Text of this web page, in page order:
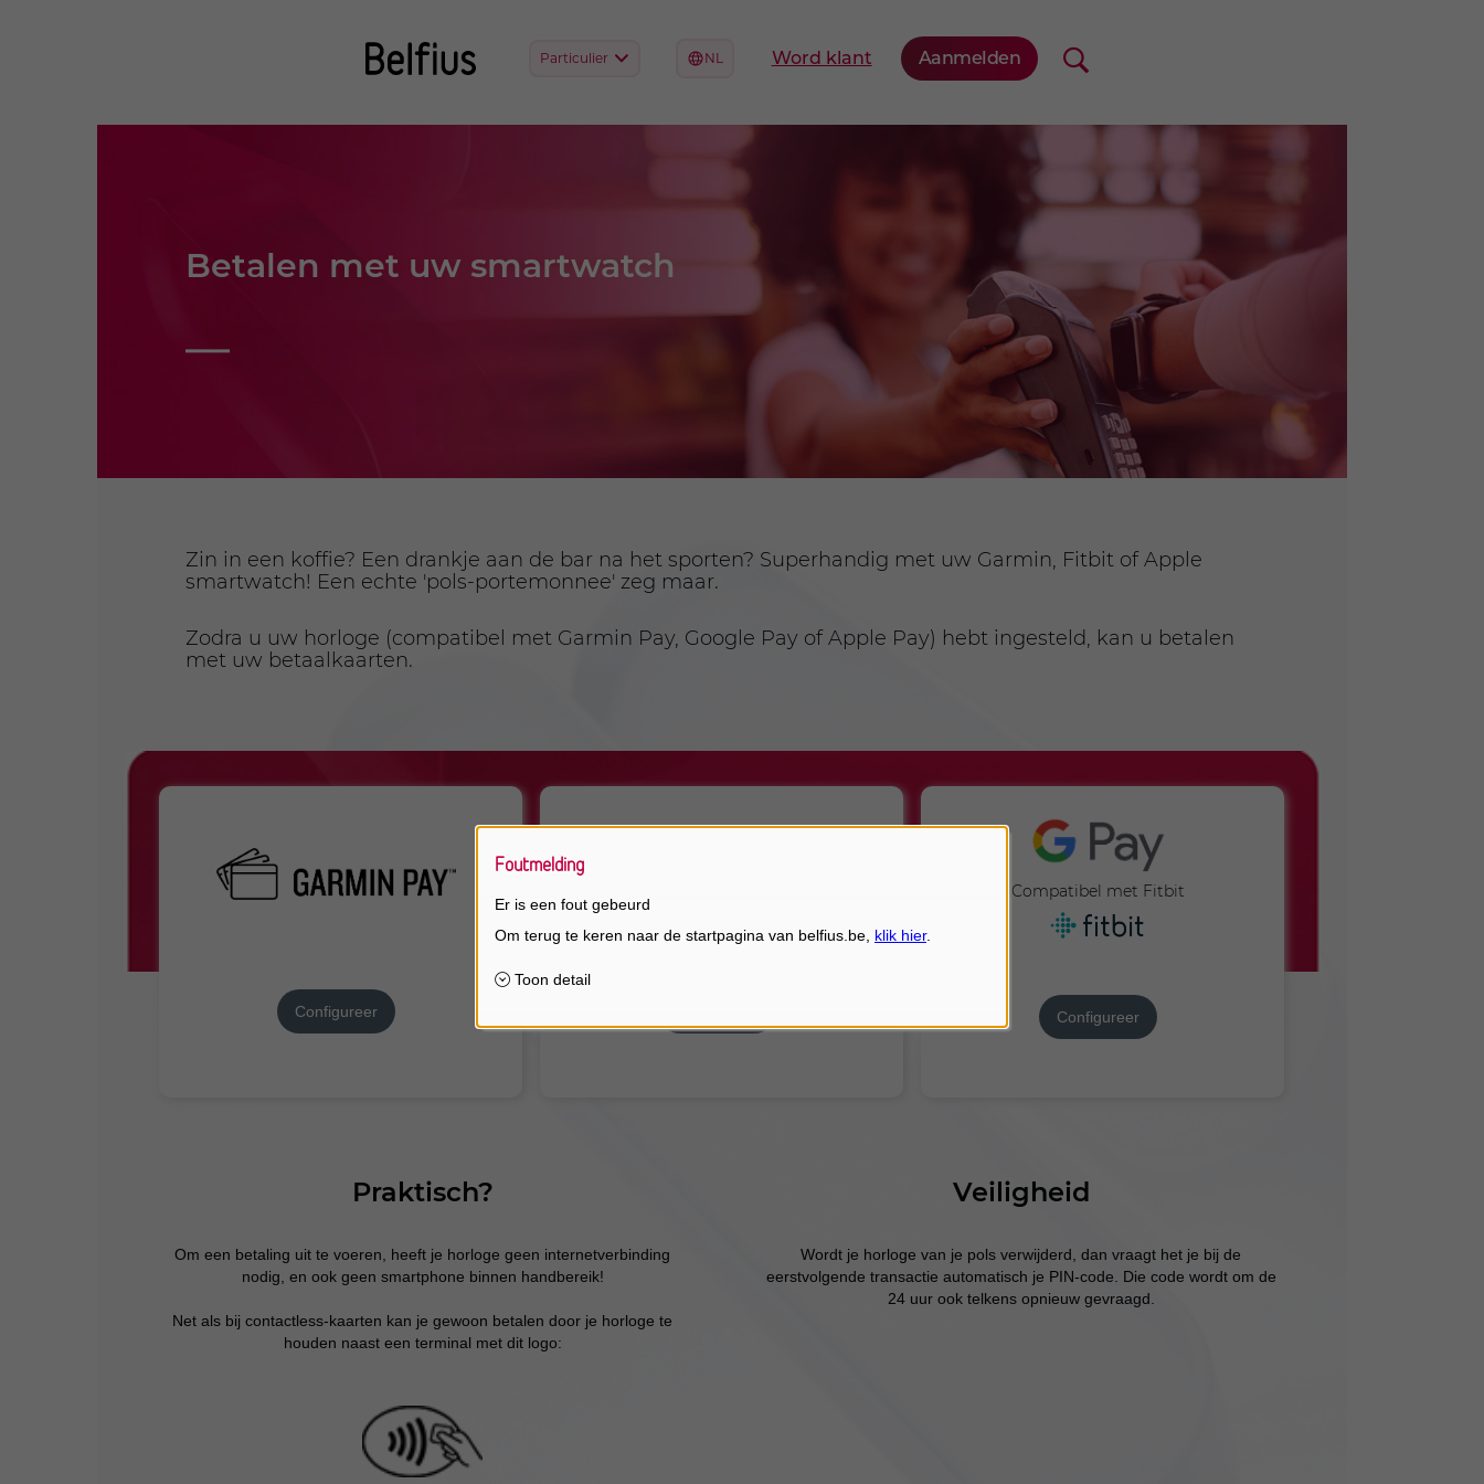
Betalen met uw smartwatch
Zin in een koffie? Een drankje aan de bar na het sporten? Superhandig met uw Garmin, Fitbit of Apple
smartwatch! Een echte 'pols-portemonnee' zeg maar.
Zodra u uw horloge (compatibel met Garmin Pay, Google Pay of Apple Pay) hebt ingesteld, kan u betalen
met uw betaalkaarten.
Configureer
Compatibel met Fitbit
Configureer
Praktisch?
Om een betaling uit te voeren, heeft je horloge geen internetverbinding
nodig, en ook geen smartphone binnen handbereik!
Net als bij contactless-kaarten kan je gewoon betalen door je horloge te
houden naast een terminal met dit logo:
Veiligheid
Wordt je horloge van je pols verwijderd, dan vraagt het je bij de
eerstvolgende transactie automatisch je PIN-code. Die code wordt om de
24 uur ook telkens opnieuw gevraagd.
Foutmelding
Er is een fout gebeurd